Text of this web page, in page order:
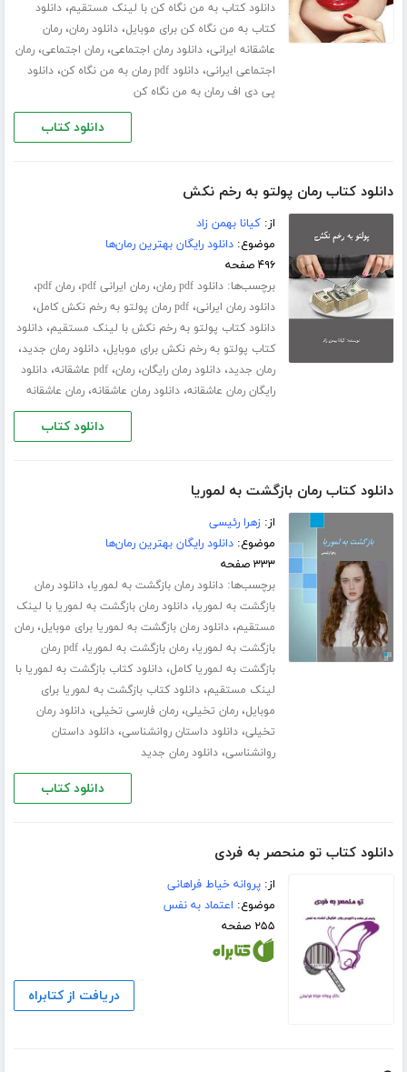
دانلود کتاب به من نگاه کن با لینک مستقیم،دانلود
کتاب به من نگاه کن برای موبایل،دانلود رمان،رمان
عاشقانه ایرانی،دانلود رمان اجتماعی،رمان اجتماعی،رمان
اجتماعی ایرانی،دانلود pdf رمان به من نگاه کن ،دانلود
پی دی اف رمان به من نگاه کن
دانلود کتاب
دانلود کتاب رمان پولتو به رخم نکش
از:کیانا بهمن زاد
موضوع:دانلود رایگان بهترین رمان‌ها
۴۹۶ صفحه
برچسب‌ها:دانلود pdf رمان ،رمان ایرانی pdf ،رمان pdf ،
دانلود رمان ایرانی،pdf رمان پولتو به رخم نکش کامل ،
دانلود کتاب پولتو به رخم نکش با لینک مستقیم،دانلود
کتاب پولتو به رخم نکش برای موبایل،دانلود رمان جدید،
رمان جدید،دانلود رمان رایگان،رمان،pdf عاشقانه ،دانلود
رایگان رمان عاشقانه،دانلود رمان عاشقانه،رمان عاشقانه
دانلود کتاب
دانلود کتاب رمان بازگشت به لموریا
از:زهرا رئیسی
موضوع:دانلود رایگان بهترین رمان‌ها
۳۳۳ صفحه
برچسب‌ها:دانلود رمان بازگشت به لموریا،دانلود رمان
بازگشت به لموریا،دانلود رمان بازگشت به لموریا با لینک
مستقیم،دانلود رمان بازگشت به لموریا برای موبایل،رمان
بازگشت به لموریا،رمان بازگشت به لموریا،
pdf رمان
بازگشت به لموریا کامل،دانلود کتاب بازگشت به لموریا با
لینک مستقیم،دانلود کتاب بازگشت به لموریا برای
موبایل،رمان تخیلی،رمان فارسی تخیلی،دانلود رمان
تخیلی،دانلود داستان روانشناسی،دانلود داستان
روانشناسی،دانلود رمان جدید
دانلود کتاب
دانلود کتاب تو منحصر به فردی
از:پروانه خیاط فراهانی
موضوع: اعتماد به نفس
۲۵۵ صفحه
دریافت از کتابراه